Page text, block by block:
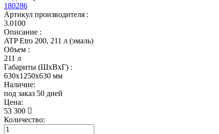
180286
Артикул производителя :
3.0100
Описание :
ATP Etro 200, 211 л (эмаль)
Объем :
211 л
Габариты (ШxВxГ) :
630x1250x630 мм
Наличие:
под заказ 50 дней
Цена:
53 300
Количество: